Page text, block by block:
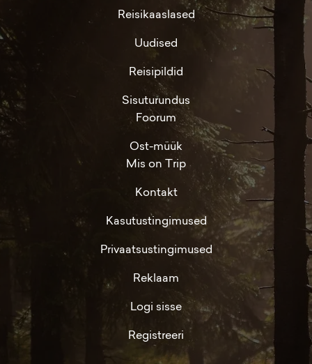
Reisikaaslased
Uudised
Reisipildid
Sisuturundus
Foorum
Ost-müük
Mis on Trip
Kontakt
Kasutustingimused
Privaatsustingimused
Reklaam
Logi sisse
Registreeri